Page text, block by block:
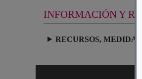
INFORMACIÓN Y
RECURSOS,